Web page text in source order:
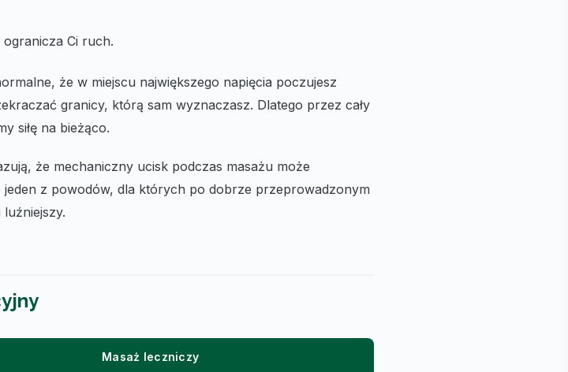
ogranicza Ci ruch.
że w miejscu największego napięcia poczujesz
granicy, którą sam wyznaczasz. Dlatego przez cały
siłę na bieżąco.
że mechaniczny ucisk podczas masażu może
jeden z powodów, dla których po dobrze przeprowadzonym
Masaż leczniczy